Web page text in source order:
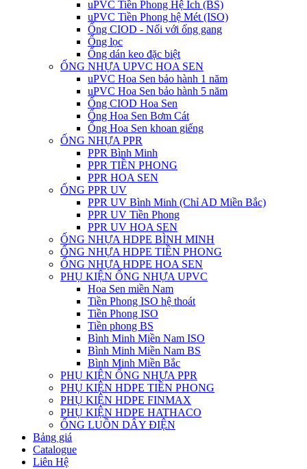
uPVC Tiền Phong Hệ Ich (BS)
uPVC Tiền Phong hệ Mét (ISO)
Ống CIOD - Nối với ống gang
Ống lọc
Ống dán keo đặc biệt
ỐNG NHỰA UPVC HOA SEN
uPVC Hoa Sen bảo hành 1 năm
uPVC Hoa Sen bảo hành 5 năm
Ống CIOD Hoa Sen
Ống Hoa Sen Bơm Cát
Ống Hoa Sen khoan giếng
ỐNG NHỰA PPR
PPR Bình Minh
PPR TIỀN PHONG
PPR HOA SEN
ỐNG PPR UV
PPR UV Bình Minh (Chỉ AD Miền Bắc)
PPR UV Tiền Phong
PPR UV HOA SEN
ỐNG NHỰA HDPE BÌNH MINH
ỐNG NHỰA HDPE TIỀN PHONG
ỐNG NHỰA HDPE HOA SEN
PHỤ KIỆN ỐNG NHỰA UPVC
Hoa Sen miền Nam
Tiền Phong ISO hệ thoát
Tiền Phong ISO
Tiền phong BS
Bình Minh Miền Nam ISO
Bình Minh Miền Nam BS
Bình Minh Miền Bắc
PHỤ KIỆN ỐNG NHỰA PPR
PHỤ KIỆN HDPE TIỀN PHONG
PHỤ KIỆN HDPE FINMAX
PHỤ KIỆN HDPE HATHACO
ỐNG LUỒN DÂY ĐIỆN
Bảng giá
Catalogue
Liên Hệ